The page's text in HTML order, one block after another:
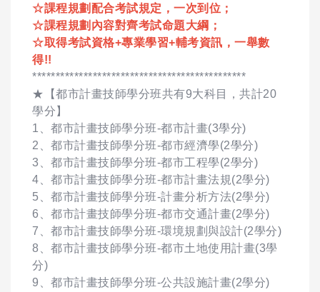
☆課程規劃配合考試規定，一次到位；
☆課程規劃內容對齊考試命題大綱；
☆取得考試資格+專業學習+輔考資訊，一舉數
得!!
**********************************************
★【都市計畫技師學分班共有9大科目，共計20
學分】
1、都市計畫技師學分班-都市計畫(3學分)
2、都市計畫技師學分班-都市經濟學(2學分)
3、都市計畫技師學分班-都市工程學(2學分)
4、都市計畫技師學分班-都市計畫法規(2學分)
5、都市計畫技師學分班-計畫分析方法(2學分)
6、都市計畫技師學分班-都市交通計畫(2學分)
7、都市計畫技師學分班-環境規劃與設計(2學分)
8、都市計畫技師學分班-都市土地使用計畫(3學
分)
9、都市計畫技師學分班-公共設施計畫(2學分)